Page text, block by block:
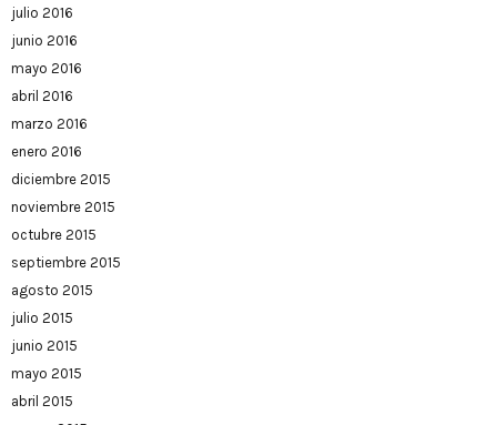
julio 2016
junio 2016
mayo 2016
abril 2016
marzo 2016
enero 2016
diciembre 2015
noviembre 2015
octubre 2015
septiembre 2015
agosto 2015
julio 2015
junio 2015
mayo 2015
abril 2015